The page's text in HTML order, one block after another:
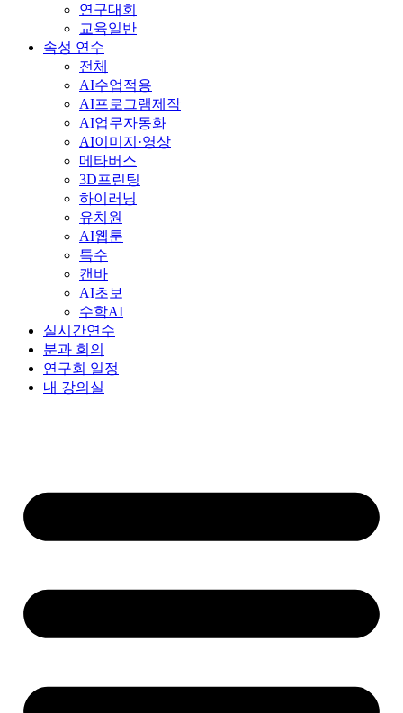
연구대회
교육일반
속성 연수
전체
AI수업적용
AI프로그램제작
AI업무자동화
AI이미지·영상
메타버스
3D프린팅
하이러닝
유치원
AI웹툰
특수
캔바
AI초보
수학AI
실시간연수
분과 회의
연구회 일정
내 강의실